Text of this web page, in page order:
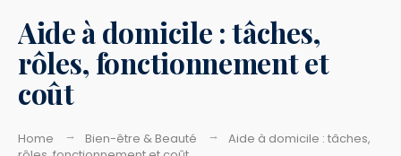
Aide à domicile : tâches,
rôles, fonctionnement et
coût
Home Bien-être & Beauté
Aide à domicile : tâches,